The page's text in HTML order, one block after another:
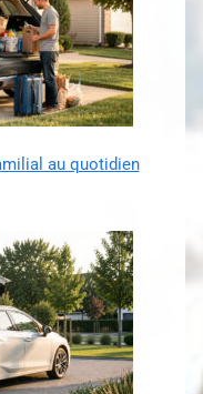
au quotidien